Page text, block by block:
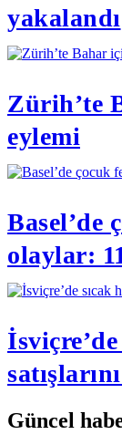
yakalandı
Zürih’te
eylemi
Basel’de
olaylar:
Güncel